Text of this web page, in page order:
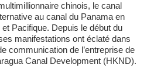
au canal du Panama en
Pacifique. Depuis le début du
manifestations ont éclaté dans
communication de l’entreprise de
Canal Development (HKND).